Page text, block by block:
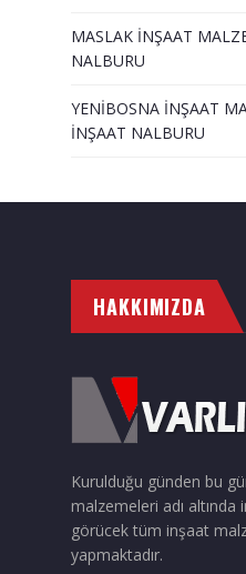
MASLAK İNŞAAT
NALBURU
YENİBOSNA İNŞAAT
İNŞAAT NALBURU
HAKKIMIZDA
Kurulduğu günden bu
malzemeleri adı
görücek tüm inşaat
yapmaktadır.